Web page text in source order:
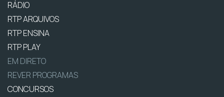
RÁDIO
RTP ARQUIVOS
RTP ENSINA
RTP PLAY
EM DIRETO
REVER PROGRAMAS
CONCURSOS